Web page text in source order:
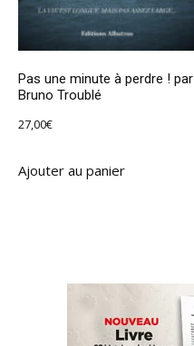
Pas une minute à perdre ! par
Bruno Troublé
27,00€
Ajouter au panier